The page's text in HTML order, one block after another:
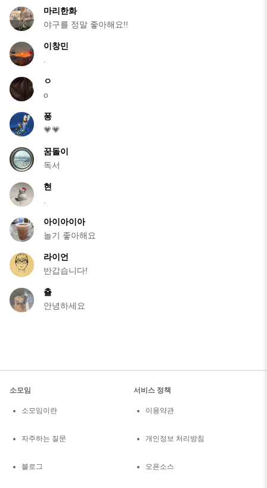
마리한화
야구를 정말 좋아해요!!
이창민
ㅇ
o
퐁
💗💗
꿈돌이
독서
현
아이아이아
놀기 좋아해요
라이언
반갑습니다!
춀
안녕하세요
소모임
소모임이란
자주하는 질문
블로그
서비스 정책
이용약관
개인정보 처리방침
오픈소스